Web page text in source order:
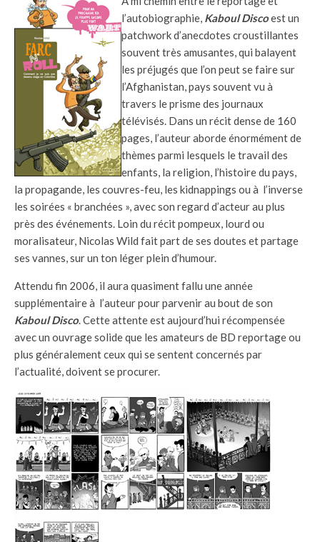
l’autobiographie, Kaboul Discoest un
patchwork d’anecdotes croustillantes
souvent très amusantes, qui balayent
les préjugés que l’on peut se faire sur
l’Afghanistan,pays souvent vu à
travers le prisme des journaux
télévisés. Dans un récit dense de 160
pages, l’auteur aborde énormément de
thèmes parmi lesquels le travail des
enfants, la religion, l’histoire du pays,
la propagande, les couvres-feu, les kidnappings ou à l’inverse
les soirées « branchées », avec son regard d’acteur au plus
près des événements. Loin du récit pompeux, lourd ou
moralisateur, Nicolas Wild fait part de ses doutes et partage
ses vannes, sur un ton léger plein d’humour.
Attendu fin 2006, il aura quasiment fallu une année
supplémentaire à l’auteur pour parvenir au bout de son
Kaboul Disco. Cette attente est aujourd’hui récompensée
avec un ouvrage solide que les amateurs de BD reportage ou
plus généralement ceux qui se sentent concernés par
l’actualité, doivent se procurer.